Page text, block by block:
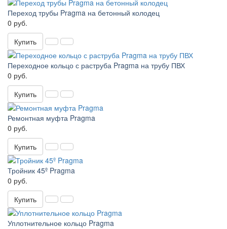
Переход трубы Pragma на бетонный колодец
0 руб.
Купить
Переходное кольцо с раструба Pragma на трубу ПВХ
0 руб.
Купить
Ремонтная муфта Pragma
0 руб.
Купить
Тройник 45º Pragma
0 руб.
Купить
Уплотнительное кольцо Pragma